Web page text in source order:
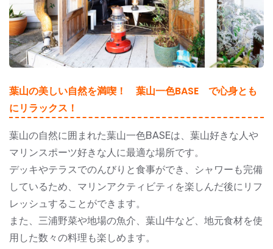
葉山の美しい自然を満喫！ 葉山一色BASE で心身とも
にリラックス！
葉山の自然に囲まれた葉山一色BASEは、葉山好きな人や
マリンスポーツ好きな人に最適な場所です。
デッキやテラスでのんびりと食事ができ、シャワーも完備
しているため、マリンアクティビティを楽しんだ後にリフ
レッシュすることができます。
また、三浦野菜や地場の魚介、葉山牛など、地元食材を使
用した数々の料理も楽しめます。